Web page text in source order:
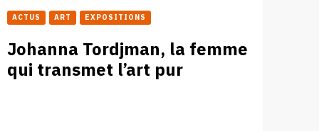
ACTUS ART EXPOSITIONS
Johanna Tordjman, la femme
qui transmet l’art pur